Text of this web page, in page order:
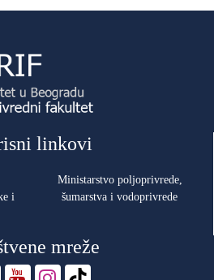
linkovi
i
Ministarstvo poljoprivrede,
šumarstva i vodoprivrede
mreže